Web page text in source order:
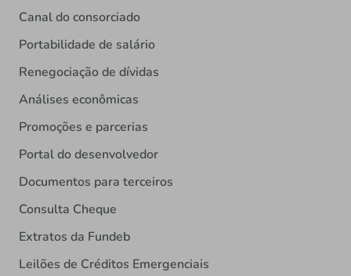
Canal do consorciado
Portabilidade de salário
Renegociação de dívidas
Análises econômicas
Promoções e parcerias
Portal do desenvolvedor
Documentos para terceiros
Consulta Cheque
Extratos da Fundeb
Leilões de Créditos Emergenciais